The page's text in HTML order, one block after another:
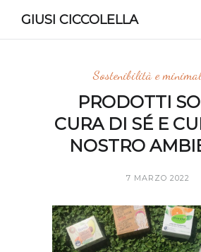
GIUSI CICCOLELLA
Sostenibilità e
PRODOTTI
CURA DI SÉ E
NOSTRO
7 MARZO 2022